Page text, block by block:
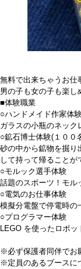
無料で出来ちゃうお仕
男の子も女の子も楽し
■体験職業
○ハンドメイド作家体
ガラスの小瓶のネック
○鉱石博士体験(１００
砂の中から鉱物を掘り
して持って帰ることが
○モルック選手体験
話題のスポーツ！モル
○電気のお仕事体験
模擬分電盤で停電時の
○プログラマー体験
LEGO を使ったロボッ
※必ず保護者同伴でお
※定員のあるブースに